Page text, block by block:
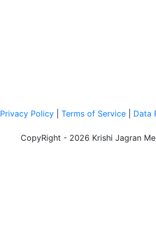
Privacy Policy| Terms of Service| Data
CopyRight - 2026 Krishi Jagran